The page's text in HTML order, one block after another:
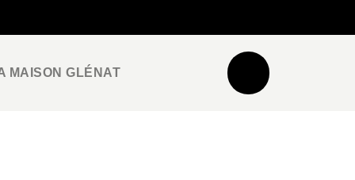
MAISON GLÉNAT